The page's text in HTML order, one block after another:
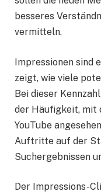
besseres
vermitteln.
Impressionen sind
zeigt, wie viele
Bei dieser
der Häufigkeit, mit
YouTube
Auftritte auf der
Suchergebnissen
Der Impressions-